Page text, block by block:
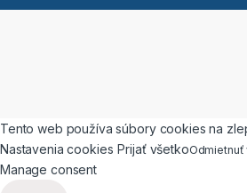
Tento web používa súbory cookies na
Nastavenia cookies Prijať všetkoOdmietnuť
Manage consent